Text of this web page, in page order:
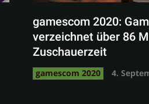
gamescom 2020:
verzeichnet über 86
Zuschauerzeit
gamescom 2020 4.